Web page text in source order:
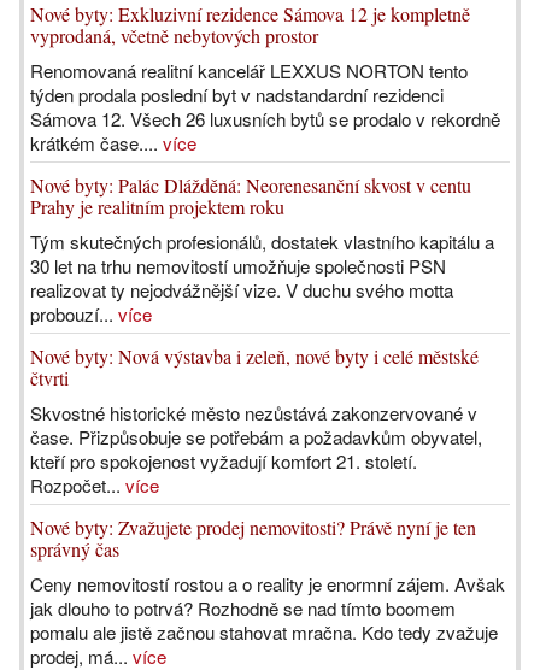
Nové byty: Exkluzivní rezidence Sámova 12 je kompletně
vyprodaná, včetně nebytových prostor
Renomovaná realitní kancelář LEXXUS NORTON tento
týden prodala poslední byt v nadstandardní rezidenci
Sámova 12. Všech 26 luxusních bytů se prodalo v rekordně
krátkém čase.... více
Nové byty: Palác Dlážděná: Neorenesanční skvost v centu
Prahy je realitním projektem roku
Tým skutečných profesionálů, dostatek vlastního kapitálu a
30 let na trhu nemovitostí umožňuje společnosti PSN
realizovat ty nejodvážnější vize. V duchu svého motta
probouzí... více
Nové byty: Nová výstavba i zeleň, nové byty i celé městské
čtvrti
Skvostné historické město nezůstává zakonzervované v
čase. Přizpůsobuje se potřebám a požadavkům obyvatel,
kteří pro spokojenost vyžadují komfort 21. století.
Rozpočet... více
Nové byty: Zvažujete prodej nemovitosti? Právě nyní je ten
správný čas
Ceny nemovitostí rostou a o reality je enormní zájem. Avšak
jak dlouho to potrvá? Rozhodně se nad tímto boomem
pomalu ale jistě začnou stahovat mračna. Kdo tedy zvažuje
prodej, má... více